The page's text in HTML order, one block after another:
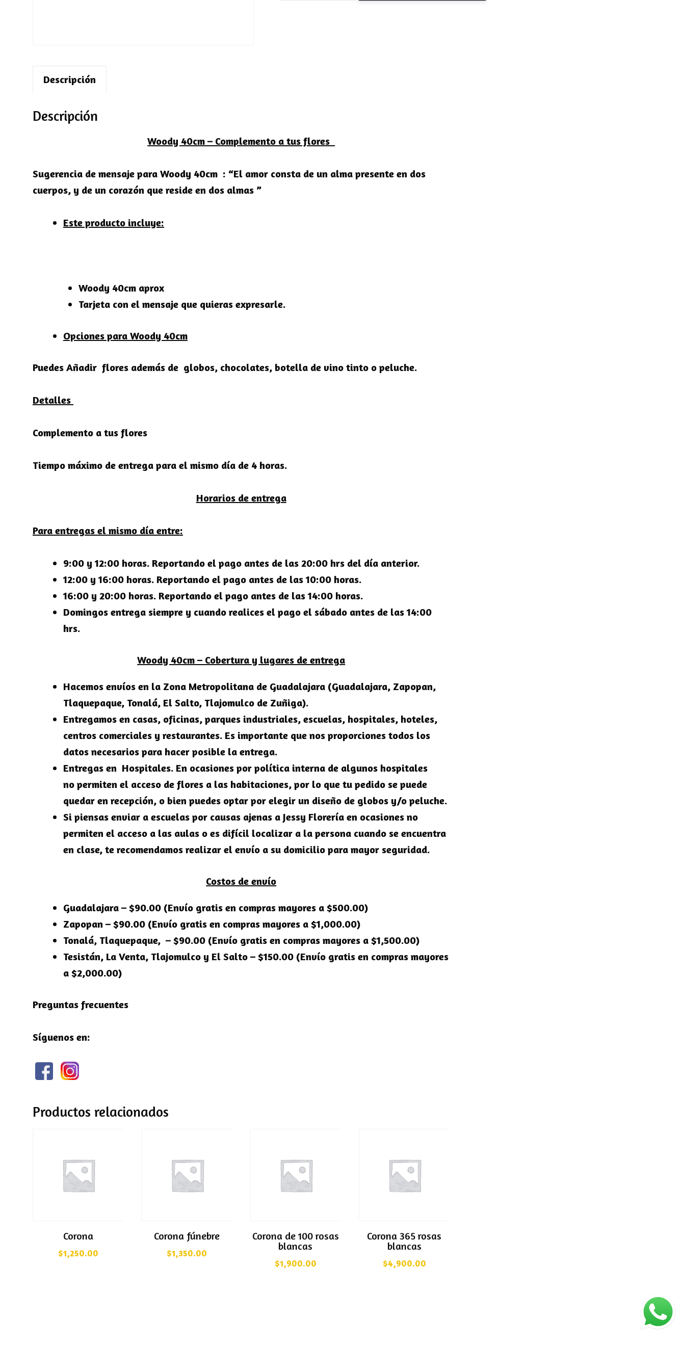
Descripción
Descripción
Woody 40cm – Complemento a tus flores
Sugerencia de mensaje para Woody 40cm : “El amor consta de un alma presente en dos
cuerpos, y de un corazón que reside en dos almas ”
Este producto incluye:
Woody 40cm aprox
Tarjeta con el mensaje que quieras expresarle.
Opciones para Woody 40cm
Puedes Añadir flores además de globos, chocolates, botella de vino tinto o peluche.
Detalles
Complemento a tus flores
Tiempo máximo de entrega para el mismo día de 4 horas.
Horarios de entrega
Para entregas el mismo día entre:
9:00 y 12:00 horas. Reportando el pago antes de las 20:00 hrs del día anterior.
12:00 y 16:00 horas. Reportando el pago antes de las 10:00 horas.
16:00 y 20:00 horas. Reportando el pago antes de las 14:00 horas.
Domingos entrega siempre y cuando realices el pago el sábado antes de las 14:00
hrs.
Woody 40cm – Cobertura y lugares de entrega
Hacemos envíos en la Zona Metropolitana de Guadalajara (Guadalajara, Zapopan,
Tlaquepaque, Tonalá, El Salto, Tlajomulco de Zuñiga).
Entregamos en casas, oficinas, parques industriales, escuelas, hospitales, hoteles,
centros comerciales y restaurantes. Es importante que nos proporciones todos los
datos necesarios para hacer posible la entrega.
Entregas en Hospitales. En ocasiones por política interna de algunos hospitales
no permiten el acceso de flores a las habitaciones, por lo que tu pedido se puede
quedar en recepción, o bien puedes optar por elegir un diseño de globos y/o peluche.
Si piensas enviar a escuelas por causas ajenas a Jessy Florería en ocasiones no
permiten el acceso a las aulas o es difícil localizar a la persona cuando se encuentra
en clase, te recomendamos realizar el envío a su domicilio para mayor seguridad.
Costos de envío
Guadalajara – $90.00 (Envío gratis en compras mayores a $500.00)
Zapopan – $90.00 (Envío gratis en compras mayores a $1,000.00)
Tonalá, Tlaquepaque, – $90.00 (Envío gratis en compras mayores a $1,500.00)
Tesistán, La Venta, Tlajomulco y El Salto – $150.00 (Envío gratis en compras mayores
a $2,000.00)
Preguntas frecuentes
Síguenos en:
Productos relacionados
Corona
$1,250.00
Corona fúnebre
$1,350.00
Corona de 100 rosas
blancas
$1,900.00
Corona 365 rosas
blancas
$4,900.00